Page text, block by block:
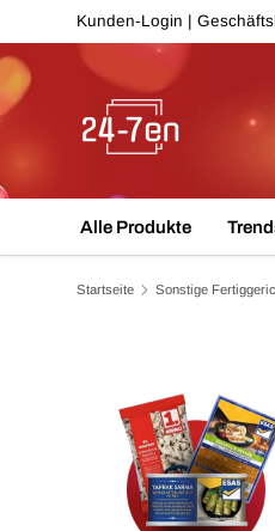
Direkt zum Inhalt
Kunden-Login |
Alle Produkte
Startseite Sonstige